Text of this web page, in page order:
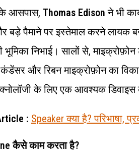
आसपास, Thomas Edison ने भी
बड़े पैमाने पर इस्तेमाल करने लायक
निभाई। सालों से,
और रिबन माइक्रोफ़ोन का
के लिए एक आवश्यक डिवाइस
: Speaker क्या है? परिभाषा,
कैसे काम करता है?